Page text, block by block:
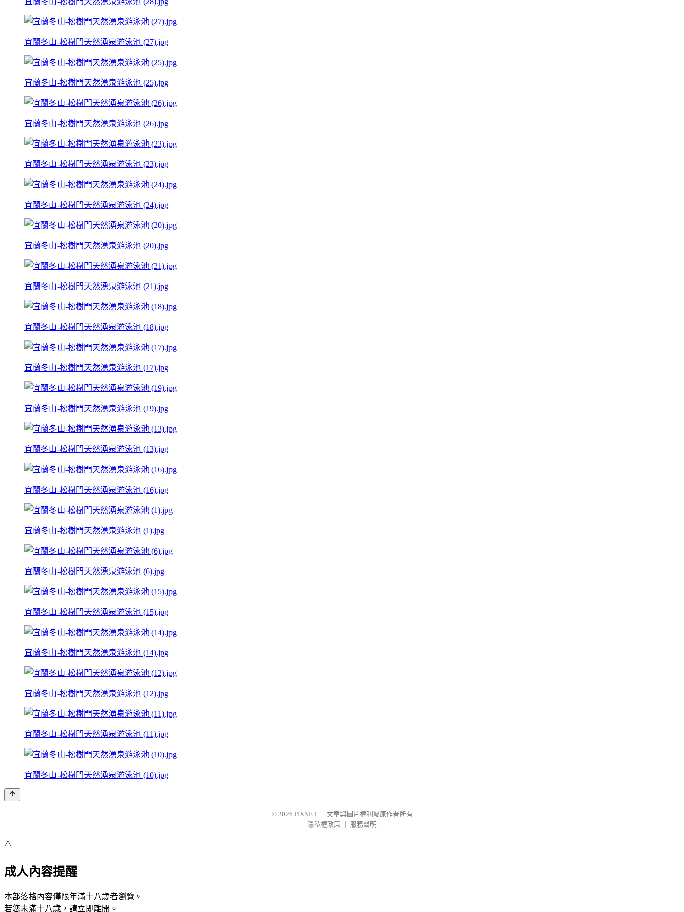
宜蘭冬山-松樹門天然湧泉游泳池 (27).jpg
宜蘭冬山-松樹門天然湧泉游泳池 (25).jpg
宜蘭冬山-松樹門天然湧泉游泳池 (26).jpg
宜蘭冬山-松樹門天然湧泉游泳池 (23).jpg
宜蘭冬山-松樹門天然湧泉游泳池 (24).jpg
宜蘭冬山-松樹門天然湧泉游泳池 (20).jpg
宜蘭冬山-松樹門天然湧泉游泳池 (21).jpg
宜蘭冬山-松樹門天然湧泉游泳池 (18).jpg
宜蘭冬山-松樹門天然湧泉游泳池 (17).jpg
宜蘭冬山-松樹門天然湧泉游泳池 (19).jpg
宜蘭冬山-松樹門天然湧泉游泳池 (13).jpg
宜蘭冬山-松樹門天然湧泉游泳池 (16).jpg
宜蘭冬山-松樹門天然湧泉游泳池 (1).jpg
宜蘭冬山-松樹門天然湧泉游泳池 (6).jpg
宜蘭冬山-松樹門天然湧泉游泳池 (15).jpg
宜蘭冬山-松樹門天然湧泉游泳池 (14).jpg
宜蘭冬山-松樹門天然湧泉游泳池 (12).jpg
宜蘭冬山-松樹門天然湧泉游泳池 (11).jpg
宜蘭冬山-松樹門天然湧泉游泳池 (10).jpg
© 2026 PIXNET
文章與圖片權利屬原作者所有
隱私權政策
服務聲明
⚠️
成人內容提醒
本部落格內容僅限年滿十八歲者瀏覽。
若您未滿十八歲，請立即離開。